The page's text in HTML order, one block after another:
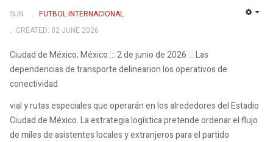
SUN
FUTBOL INTERNACIONAL
CREATED: 02 JUNE 2026
Ciudad de México, México ::: 2 de junio de 2026 ::: Las
dependencias de transporte delinearion los operativos de
conectividad
vial y rutas especiales que operarán en los alrededores del Estadio
Ciudad de México. La estrategia logística pretende ordenar el flujo
de miles de asistentes locales y extranjeros para el partido